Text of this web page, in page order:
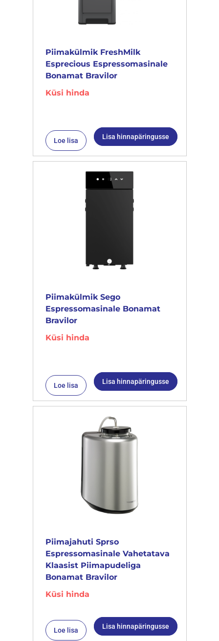
Piimakülmik FreshMilk
Esprecious Espressomasinale
Bonamat Bravilor
Küsi hinda
Loe lisa Lisa hinnapäringusse
Piimakülmik Sego
Espressomasinale Bonamat
Bravilor
Küsi hinda
Loe lisa Lisa hinnapäringusse
Piimajahuti Sprso
Espressomasinale Vahetatava
Klaasist Piimapudeliga
Bonamat Bravilor
Küsi hinda
Loe lisa Lisa hinnapäringusse